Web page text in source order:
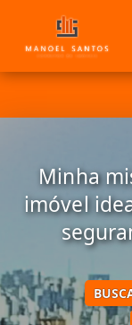
Minha
imóvel